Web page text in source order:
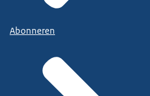
Abonneren